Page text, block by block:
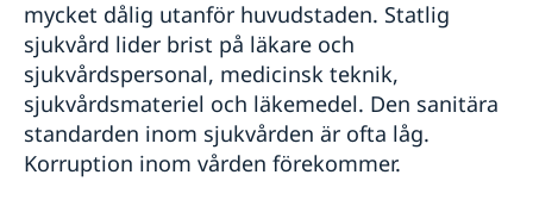
Pass i Albanien
Förnyelse av pass för vuxna
Provisoriskt pass
Förlust av pass
Förnyelse av pass för barn under 18 år
Ansökan om pass för barn under 18 år
Samordningsnummer
Akut hjälp
Larmcentraler
Juridisk hjälp i Albanien
Om du blir sjuk eller råkar ut för en olycka
Ekonomiskt nödställd
Avgifter
Aktuella händelser
Allmänna säkerhetsläget
Terrorism
Naturförhållanden och katastrofer
In- och utresebestämmelser
Hälso- och sjukvård
Kriminalitet och personlig säkerhet
mycket dålig utanför huvudstaden. Statlig
sjukvård lider brist på läkare och
sjukvårdspersonal, medicinsk teknik,
sjukvårdsmateriel och läkemedel. Den sanitära
standarden inom sjukvården är ofta låg.
Korruption inom vården förekommer.